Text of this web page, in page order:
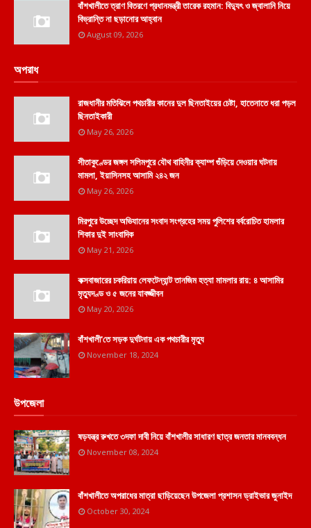
বাঁশখালীতে ত্রাণ বিতরণে প্রধানমন্ত্রী তারেক রহমান: বিদ্যুৎ ও জ্বালানি নিয়ে
বিভ্রান্তি না ছড়ানোর আহ্বান
August 09, 2026
অপরাধ
রাজধানীর মতিঝিলে পথচারীর কানের দুল ছিনতাইয়ের চেষ্টা, হাতেনাতে ধরা পড়ল
ছিনতাইকারী
May 26, 2026
সীতাকুণ্ডের জঙ্গল সলিমপুরে যৌথ বাহিনীর ক্যাম্প গুঁড়িয়ে দেওয়ার ঘটনায়
মামলা, ইয়াসিনসহ আসামি ২৪২ জন
May 26, 2026
মিরপুরে উচ্ছেদ অভিযানের সংবাদ সংগ্রহের সময় পুলিশের বর্বরোচিত হামলার
শিকার দুই সাংবাদিক
May 21, 2026
কক্সবাজারের চকরিয়ায় লেফটেন্যান্ট তানজিম হত্যা মামলার রায়: ৪ আসামির
মৃত্যুদণ্ড ও ৫ জনের যাবজ্জীবন
May 20, 2026
বাঁশখালী'তে সড়ক দুর্ঘটনায় এক পথচারীর মৃত্যু
November 18, 2024
উপজেলা
ষড়যন্ত্র রুখতে ৩দফা দাবী নিয়ে বাঁশখালীর সাধারণ ছাত্র জনতার মানববন্ধন
November 08, 2024
বাঁশখালীতে অপরাধের মাত্রা ছাড়িয়েছেন উপজেলা প্রশাসন ড্রাইভার জুনাইদ
October 30, 2024